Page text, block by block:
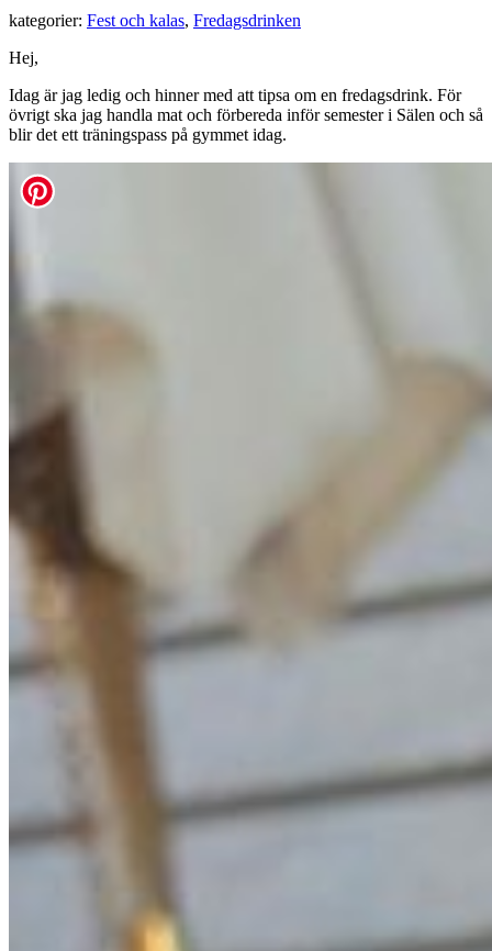
kategorier: Fest och kalas, Fredagsdrinken
Hej,
Idag är jag ledig och hinner med att tipsa om en fredagsdrink. För
övrigt ska jag handla mat och förbereda inför semester i Sälen och så
blir det ett träningspass på gymmet idag.